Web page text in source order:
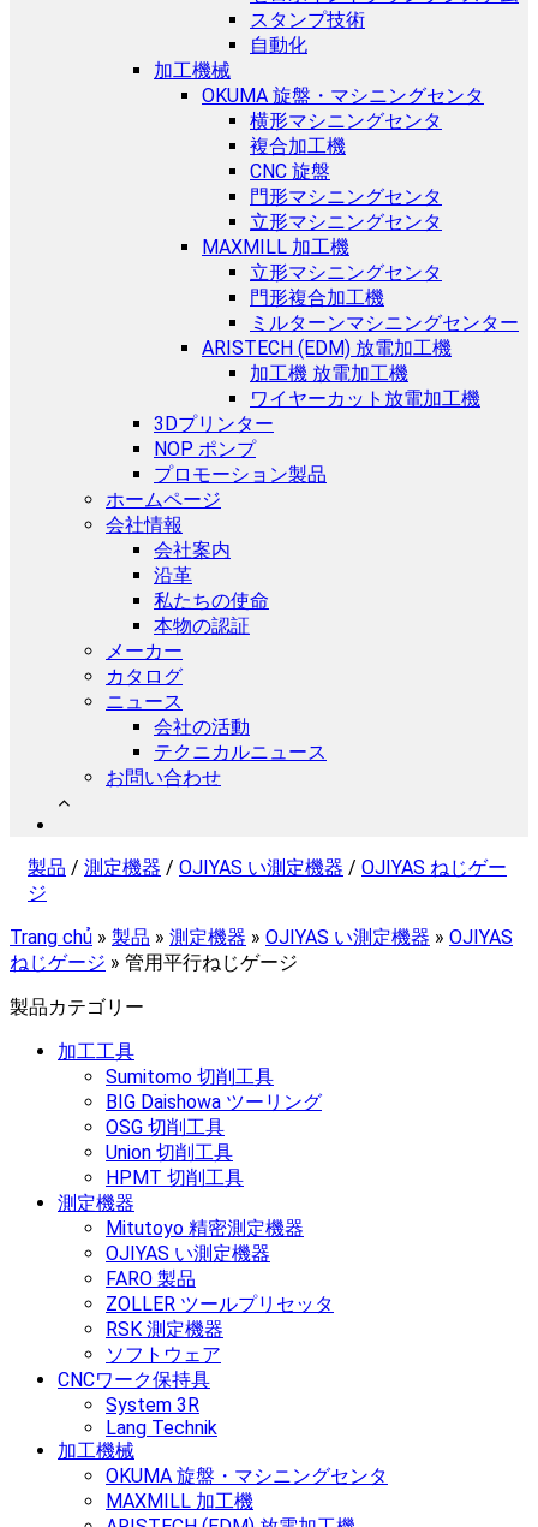
スタンプ技術
自動化
加工機械
OKUMA 旋盤・マシニングセンタ
横形マシニングセンタ
複合加工機
CNC 旋盤
門形マシニングセンタ
立形マシニングセンタ
MAXMILL 加工機
立形マシニングセンタ
門形複合加工機
ミルターンマシニングセンター
ARISTECH (EDM) 放電加工機
加工機 放電加工機
ワイヤーカット放電加工機
3Dプリンター
NOP ポンプ
プロモーション製品
ホームページ
会社情報
会社案内
沿革
私たちの使命
本物の認証
メーカー
カタログ
ニュース
会社の活動
テクニカルニュース
お問い合わせ
製品 / 測定機器 / OJIYAS い測定機器 / OJIYAS ねじゲー
ジ
Trang chủ » 製品 » 測定機器 » OJIYAS い測定機器 » OJIYAS
ねじゲージ » 管用平行ねじゲージ
製品カテゴリー
加工工具
Sumitomo 切削工具
BIG Daishowa ツーリング
OSG 切削工具
Union 切削工具
HPMT 切削工具
測定機器
Mitutoyo 精密測定機器
OJIYAS い測定機器
FARO 製品
ZOLLER ツールプリセッタ
RSK 測定機器
ソフトウェア
CNCワーク保持具
System 3R
Lang Technik
加工機械
OKUMA 旋盤・マシニングセンタ
MAXMILL 加工機